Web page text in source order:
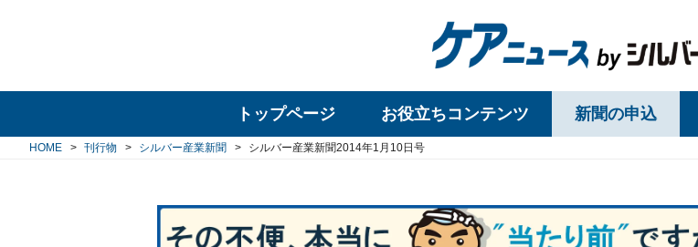
トップページ お役立ちコンテンツ 新聞の申込
HOME 刊行物 シルバー産業新聞 シルバー産業新聞2014年1月10日号